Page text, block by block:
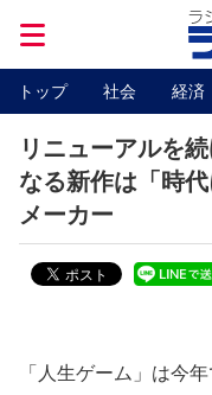
トップ 社会 経済
リニューアルを
なる新作は「時
メーカー
「人生ゲーム」は今